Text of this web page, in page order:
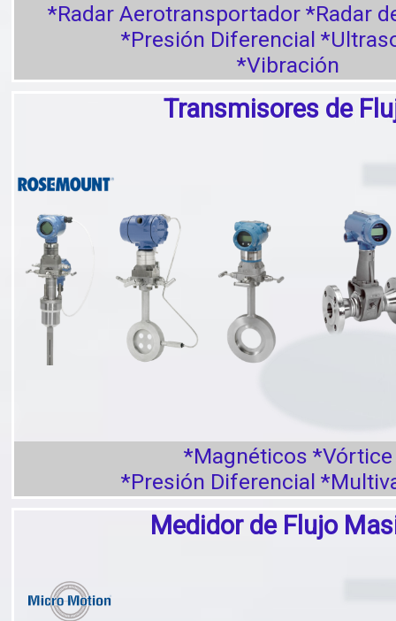
*Radar Aerotransportador *Radar
*Presión Diferencial
*Vibración
Transmisores de
*Magnéticos *Vórtice
*Presión Diferencial
Medidor de Flujo